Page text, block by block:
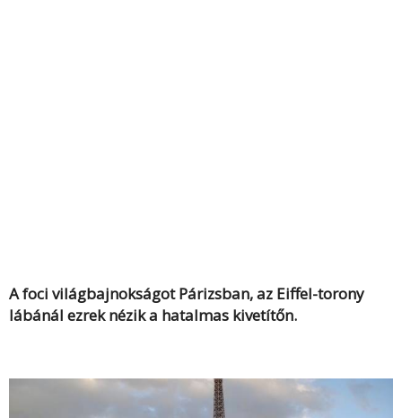
A foci világbajnokságot Párizsban, az Eiffel-torony
lábánál ezrek nézik a hatalmas kivetítőn.